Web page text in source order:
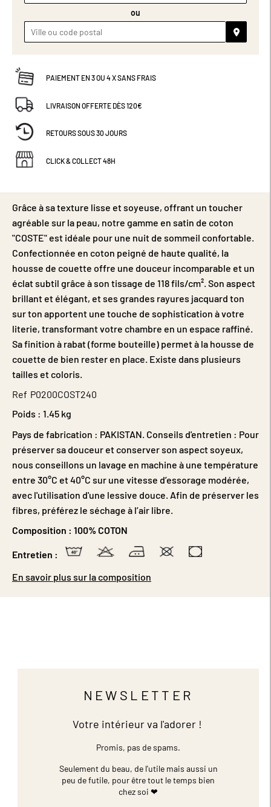
ou
PAIEMENT EN 3 OU 4 X SANS FRAIS
LIVRAISON OFFERTE DÈS 120€
RETOURS SOUS 30 JOURS
CLICK & COLLECT 48H
Grâce à sa texture lisse et soyeuse, offrant un toucher
agréable sur la peau, notre gamme en satin de coton
"COSTE" est idéale pour une nuit de sommeil confortable.
Confectionnée en coton peigné de haute qualité, la
housse de couette offre une douceur incomparable et un
éclat subtil grâce à son tissage de 118 fils/cm². Son aspect
brillant et élégant, et ses grandes rayures jacquard ton
sur ton apportent une touche de sophistication à votre
literie, transformant votre chambre en un espace raffiné.
Sa finition à rabat (forme bouteille) permet à la housse de
couette de bien rester en place. Existe dans plusieurs
tailles et coloris.
Ref P0200COST240
Poids : 1.45 kg
Pays de fabrication : PAKISTAN. Conseils d'entretien : Pour
préserver sa douceur et conserver son aspect soyeux,
nous conseillons un lavage en machine à une température
entre 30°C et 40°C sur une vitesse d’essorage modérée,
avec l'utilisation d'une lessive douce. Afin de préserver les
fibres, préférez le séchage à l’air libre.
Composition : 100% COTON
Entretien :
En savoir plus sur la composition
NEWSLETTER
Votre intérieur va l'adorer !
Promis, pas de spams.
Seulement du beau, de l'utile mais aussi un
peu de futile, pour être tout le temps bien
chez soi ❤